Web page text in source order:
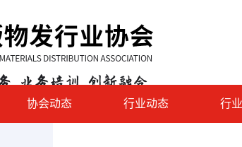
协会动态 行业动态 行